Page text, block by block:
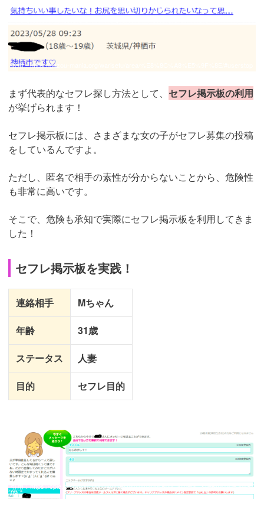
引用：https://gazou-mania.org/warisefu/area/%E8%8C%A8%E5%9F%8E/#userstop
まず代表的なセフレ探し方法として、 セフレ掲示板の利用
が挙げられます！
セフレ掲示板には、さまざまな女の子がセフレ募集の投稿
をしているんですよ。
ただし、匿名で相手の素性が分からないことから、危険性
も非常に高いです。
そこで、危険も承知で実際にセフレ掲示板を利用してきま
した！
セフレ掲示板を実践！
連絡相手 Mちゃん
年齢 31歳
ステータス 人妻
目的 セフレ目的
https://cple.jp/sousin_pop.html?eshiozumabbs&div_info=pc_site&msgid=54497
09